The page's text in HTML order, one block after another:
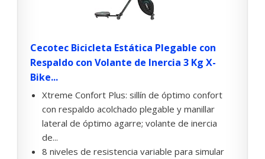
Cecotec Bicicleta Estática Plegable con
Respaldo con Volante de Inercia 3 Kg X-
Bike...
Xtreme Confort Plus: sillín de óptimo confort
con respaldo acolchado plegable y manillar
lateral de óptimo agarre; volante de inercia
de...
8 niveles de resistencia variable para simular